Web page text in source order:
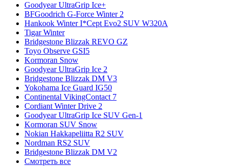
Goodyear UltraGrip Ice+
BFGoodrich G-Force Winter 2
Hankook Winter I*Cept Evo2 SUV W320A
Tigar Winter
Bridgestone Blizzak REVO GZ
Toyo Observe GSI5
Kormoran Snow
Goodyear UltraGrip Ice 2
Bridgestone Blizzak DM V3
Yokohama Ice Guard IG50
Continental VikingContact 7
Cordiant Winter Drive 2
Goodyear UltraGrip Ice SUV Gen-1
Kormoran SUV Snow
Nokian Hakkapeliitta R2 SUV
Nordman RS2 SUV
Bridgestone Blizzak DM V2
Смотреть все